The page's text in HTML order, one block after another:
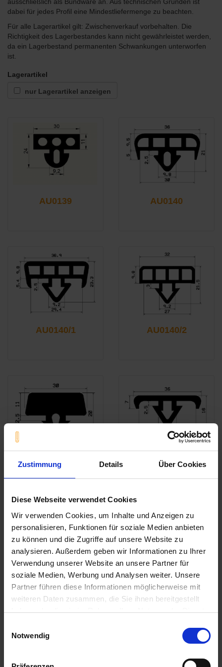
Zustimmung Details Über Cookies
Diese Webseite verwendet Cookies
Wir verwenden Cookies, um Inhalte und Anzeigen zu
personalisieren, Funktionen für soziale Medien anbieten
zu können und die Zugriffe auf unsere Website zu
analysieren. Außerdem geben wir Informationen zu Ihrer
Verwendung unserer Website an unsere Partner für
soziale Medien, Werbung und Analysen weiter. Unsere
Partner führen diese Informationen möglicherweise mit
weiteren Daten zusammen, die Sie ihnen bereitgestellt
haben oder die sie im Rahmen Ihrer Nutzung der Dienste
Notwendig
dabei für jedes Profil eine Mindestliefermenge zu beachten.
Für alle Lagerartikel gilt: Zwischenverkauf vorbehalten. Die
Richtigkeit des Lagerbestandes kann nicht gewährleistet werden,
da ein Lagerbestand permanenten Schwankungen unterworfen
ist.
Lagerartikel
nur Lagerartikel anzeigen
AU0139 AU0140
AU0140/1 AU0140/2
AU1131
AU1528 AU1531